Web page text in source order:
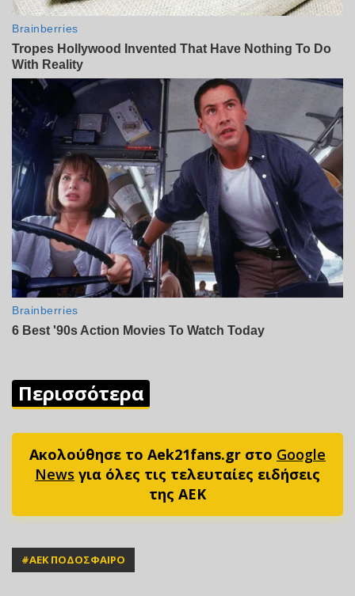
Περισσότερα
Ακολούθησε το Aek21fans.gr στο Google
News για όλες τις τελευταίες ειδήσεις
της ΑΕΚ
#ΑΕΚ ΠΟΔΟΣΦΑΙΡΟ